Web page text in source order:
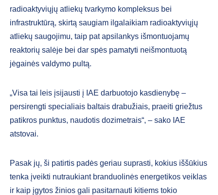
radioaktyviųjų atliekų tvarkymo kompleksus bei
infrastruktūrą, skirtą saugiam ilgalaikiam radioaktyviųjų
atliekų saugojimu, taip pat apsilankys išmontuojamų
reaktorių salėje bei dar spės pamatyti neišmontuotą
jėgainės valdymo pultą.
„Visa tai leis įsijausti į IAE darbuotojo kasdienybę –
persirengti specialiais baltais drabužiais, praeiti griežtus
patikros punktus, naudotis dozimetrais“, – sako IAE
atstovai.
Pasak jų, ši patirtis padės geriau suprasti, kokius iššūkius
tenka įveikti nutraukiant branduolinės energetikos veiklas
ir kaip įgytos žinios gali pasitarnauti kitiems tokio